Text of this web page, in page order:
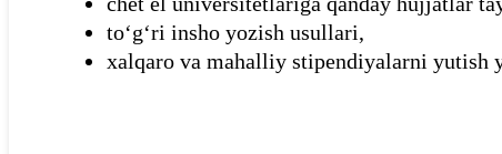
to‘g‘ri insho yozish usullari,
xalqaro va mahalliy stipendiyalarni yutish